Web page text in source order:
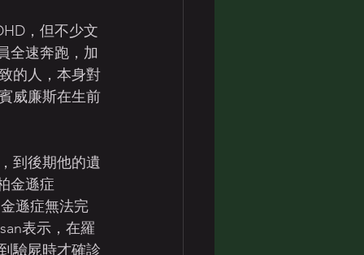
，但不少文
全速奔跑，加
的人，本身對
威廉斯在生前
到後期他的遺
金遜症
遜症無法完
表示，在羅
驗屍時才確診